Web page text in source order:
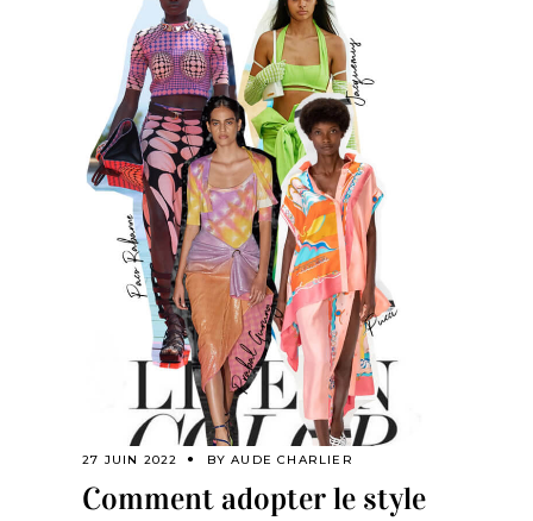
27 JUIN 2022 BYAUDE CHARLIER
Comment adopter le style